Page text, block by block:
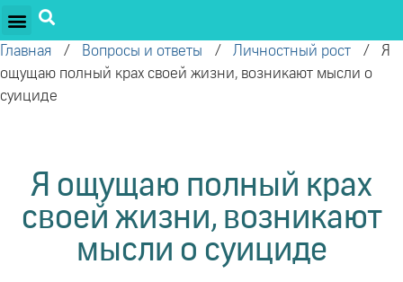
Главная / Вопросы и ответы / Личностный рост / Я
ощущаю полный крах своей жизни, возникают мысли о
суициде
Я ощущаю полный крах
своей жизни, возникают
мысли о суициде